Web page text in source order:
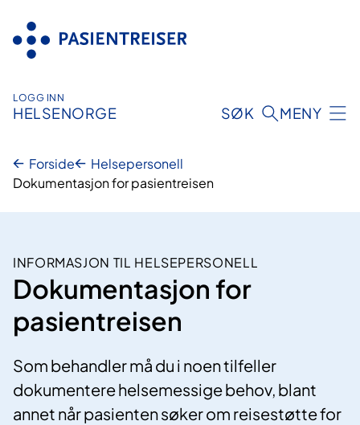
innhold
LOGG INN
HELSENORGE SØK MENY
Forside
Helsepersonell
Dokumentasjon for pasientreisen
INFORMASJON TIL HELSEPERSONELL
Dokumentasjon for
pasientreisen
Som behandler må du i noen tilfeller
dokumentere helsemessige behov, blant
annet når pasienten søker om reisestøtte for